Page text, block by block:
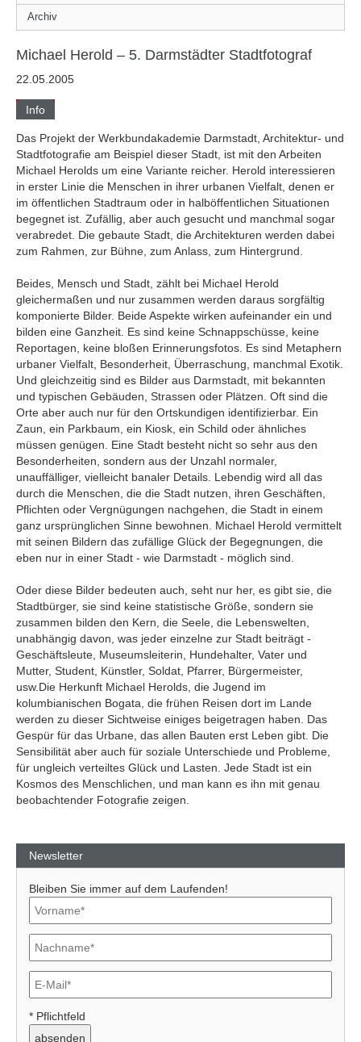
Archiv
Michael Herold – 5. Darmstädter Stadtfotograf
22.05.2005
Info
Das Projekt der Werkbundakademie Darmstadt, Architektur- und
Stadtfotografie am Beispiel dieser Stadt, ist mit den Arbeiten
Michael Herolds um eine Variante reicher. Herold interessieren
in erster Linie die Menschen in ihrer urbanen Vielfalt, denen er
im öffentlichen Stadtraum oder in halböffentlichen Situationen
begegnet ist. Zufällig, aber auch gesucht und manchmal sogar
verabredet. Die gebaute Stadt, die Architekturen werden dabei
zum Rahmen, zur Bühne, zum Anlass, zum Hintergrund.
Beides, Mensch und Stadt, zählt bei Michael Herold
gleichermaßen und nur zusammen werden daraus sorgfältig
komponierte Bilder. Beide Aspekte wirken aufeinander ein und
bilden eine Ganzheit. Es sind keine Schnappschüsse, keine
Reportagen, keine bloßen Erinnerungsfotos. Es sind Metaphern
urbaner Vielfalt, Besonderheit, Überraschung, manchmal Exotik.
Und gleichzeitig sind es Bilder aus Darmstadt, mit bekannten
und typischen Gebäuden, Strassen oder Plätzen. Oft sind die
Orte aber auch nur für den Ortskundigen identifizierbar. Ein
Zaun, ein Parkbaum, ein Kiosk, ein Schild oder ähnliches
müssen genügen. Eine Stadt besteht nicht so sehr aus den
Besonderheiten, sondern aus der Unzahl normaler,
unauffälliger, vielleicht banaler Details. Lebendig wird all das
durch die Menschen, die die Stadt nutzen, ihren Geschäften,
Pflichten oder Vergnügungen nachgehen, die Stadt in einem
ganz ursprünglichen Sinne bewohnen. Michael Herold vermittelt
mit seinen Bildern das zufällige Glück der Begegnungen, die
eben nur in einer Stadt - wie Darmstadt - möglich sind.
Oder diese Bilder bedeuten auch, seht nur her, es gibt sie, die
Stadtbürger, sie sind keine statistische Größe, sondern sie
zusammen bilden den Kern, die Seele, die Lebenswelten,
unabhängig davon, was jeder einzelne zur Stadt beiträgt -
Geschäftsleute, Museumsleiterin, Hundehalter, Vater und
Mutter, Student, Künstler, Soldat, Pfarrer, Bürgermeister,
usw.Die Herkunft Michael Herolds, die Jugend im
kolumbianischen Bogata, die frühen Reisen dort im Lande
werden zu dieser Sichtweise einiges beigetragen haben. Das
Gespür für das Urbane, das allen Bauten erst Leben gibt. Die
Sensibilität aber auch für soziale Unterschiede und Probleme,
für ungleich verteiltes Glück und Lasten. Jede Stadt ist ein
Kosmos des Menschlichen, und man kann es ihn mit genau
beobachtender Fotografie zeigen.
Newsletter
Bleiben Sie immer auf dem Laufenden!
* Pflichtfeld